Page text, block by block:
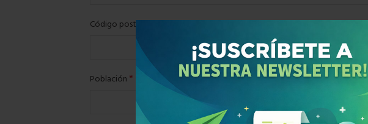
Código postal*Obligatorio
Población * Obligatorio